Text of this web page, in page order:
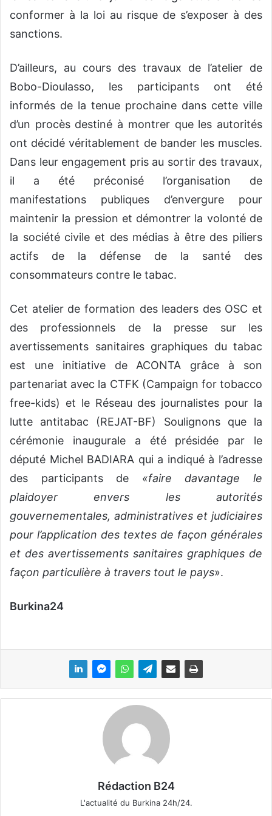
conformer à la loi au risque de s’exposer à des
sanctions.
D’ailleurs, au cours des travaux de l’atelier de
Bobo-Dioulasso, les participants ont été
informés de la tenue prochaine dans cette ville
d’un procès destiné à montrer que les autorités
ont décidé véritablement de bander les muscles.
Dans leur engagement pris au sortir des travaux,
il a été préconisé l’organisation de
manifestations publiques d’envergure pour
maintenir la pression et démontrer la volonté de
la société civile et des médias à être des piliers
actifs de la défense de la santé des
consommateurs contre le tabac.
Cet atelier de formation des leaders des OSC et
des professionnels de la presse sur les
avertissements sanitaires graphiques du tabac
est une initiative de ACONTA grâce à son
partenariat avec la CTFK (Campaign for tobacco
free-kids) et le Réseau des journalistes pour la
lutte antitabac (REJAT-BF) Soulignons que la
cérémonie inaugurale a été présidée par le
député Michel BADIARA qui a indiqué à l’adresse
des participants de «faire davantage le
plaidoyer envers les autorités
gouvernementales, administratives et judiciaires
pour l’application des textes de façon générales
et des avertissements sanitaires graphiques de
façon particulière à travers tout le pays».
Burkina24
Rédaction B24
L'actualité du Burkina 24h/24.